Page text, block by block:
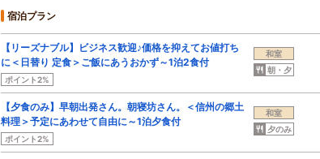
宿泊プラン
【リーズナブル】ビジネス歓迎♪価格を抑えてお値打ち
に＜日替り 定食＞ご飯にあうおかず～1泊2食付
ポイント2%
和室
朝・夕
【夕食のみ】早朝出発さん。朝寝坊さん。＜信州の郷土
料理＞予定にあわせて自由に～1泊夕食付
ポイント2%
和室
夕のみ